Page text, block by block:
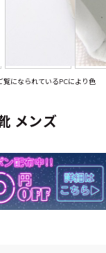
になられているPCにより色
メンズ